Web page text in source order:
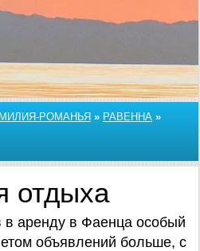
РОМАНЬЯ » РАВЕННА »
отдыха
в аренду в Фаенца особый
объявлений больше, с